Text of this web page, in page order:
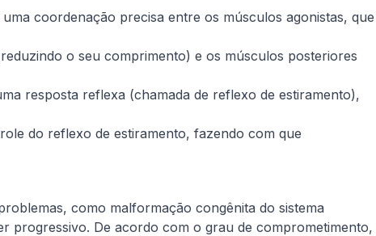
coordenação precisa entre os músculos agonistas, que
o seu comprimento) e os músculos posteriores
resposta reflexa (chamada de reflexo de estiramento),
do reflexo de estiramento, fazendo com que
como ​malformação congênita do sistema
progressivo. De acordo com o grau de comprometimento,